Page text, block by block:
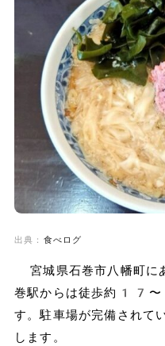
出典： 食べログ
宮城県石巻市八幡町に
巻駅からは徒歩約17
す。駐車場が完備されて
します。